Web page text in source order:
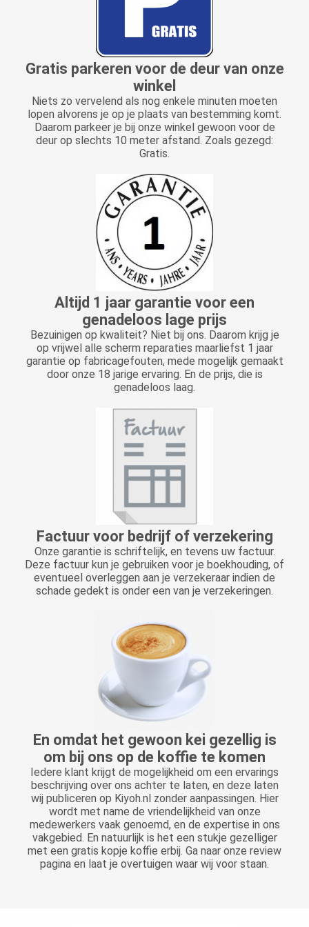
Gratis parkeren voor de deur van onze
winkel
Niets zo vervelend als nog enkele minuten moeten
lopen alvorens je op je plaats van bestemming komt.
Daarom parkeer je bij onze winkel gewoon voor de
deur op slechts 10 meter afstand. Zoals gezegd:
Gratis.
Altijd 1 jaar garantie voor een
genadeloos lage prijs
Bezuinigen op kwaliteit? Niet bij ons. Daarom krijg je
op vrijwel alle scherm reparaties maarliefst 1 jaar
garantie op fabricagefouten, mede mogelijk gemaakt
door onze 18 jarige ervaring. En de prijs, die is
genadeloos laag.
Factuur voor bedrijf of verzekering
Onze garantie is schriftelijk, en tevens uw factuur.
Deze factuur kun je gebruiken voor je boekhouding, of
eventueel overleggen aan je verzekeraar indien de
schade gedekt is onder een van je verzekeringen.
En omdat het gewoon kei gezellig is
om bij ons op de koffie te komen
Iedere klant krijgt de mogelijkheid om een ervarings
beschrijving over ons achter te laten, en deze laten
wij publiceren op Kiyoh.nl zonder aanpassingen. Hier
wordt met name de vriendelijkheid van onze
medewerkers vaak genoemd, en de expertise in ons
vakgebied. En natuurlijk is het een stukje gezelliger
met een gratis kopje koffie erbij. Ga naar onze review
pagina en laat je overtuigen waar wij voor staan.